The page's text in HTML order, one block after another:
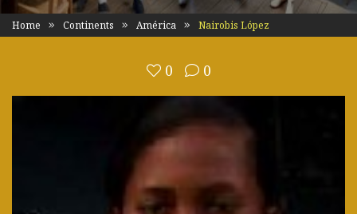
Home Continents América Nairobis López
0 0